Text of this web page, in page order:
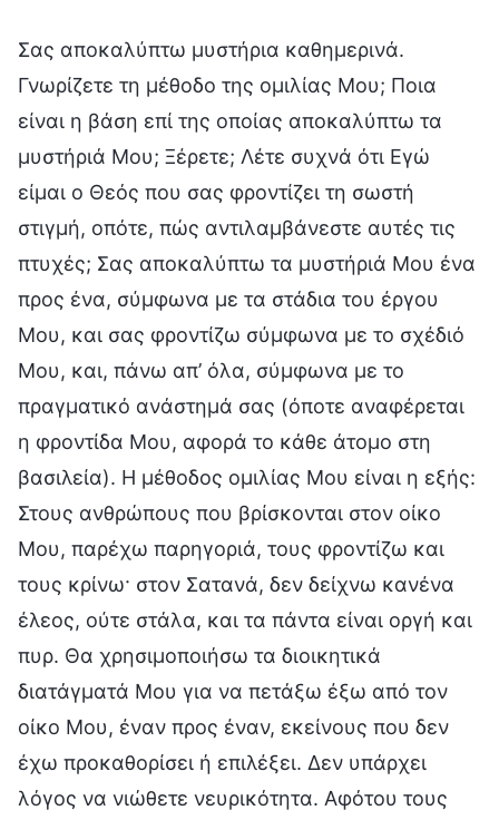
Σας αποκαλύπτω μυστήρια καθημερινά.
Γνωρίζετε τη μέθοδο της ομιλίας Μου; Ποια
είναι η βάση επί της οποίας αποκαλύπτω τα
μυστήριά Μου; Ξέρετε; Λέτε συχνά ότι Εγώ
είμαι ο Θεός που σας φροντίζει τη σωστή
στιγμή, οπότε, πώς αντιλαμβάνεστε αυτές τις
πτυχές; Σας αποκαλύπτω τα μυστήριά Μου ένα
προς ένα, σύμφωνα με τα στάδια του έργου
Μου, και σας φροντίζω σύμφωνα με το σχέδιό
Μου, και, πάνω απ’ όλα, σύμφωνα με το
πραγματικό ανάστημά σας (όποτε αναφέρεται
η φροντίδα Μου, αφορά το κάθε άτομο στη
βασιλεία). Η μέθοδος ομιλίας Μου είναι η εξής:
Στους ανθρώπους που βρίσκονται στον οίκο
Μου, παρέχω παρηγοριά, τους φροντίζω και
τους κρίνω· στον Σατανά, δεν δείχνω κανένα
έλεος, ούτε στάλα, και τα πάντα είναι οργή και
πυρ. Θα χρησιμοποιήσω τα διοικητικά
διατάγματά Μου για να πετάξω έξω από τον
οίκο Μου, έναν προς έναν, εκείνους που δεν
έχω προκαθορίσει ή επιλέξει. Δεν υπάρχει
λόγος να νιώθετε νευρικότητα. Αφότου τους